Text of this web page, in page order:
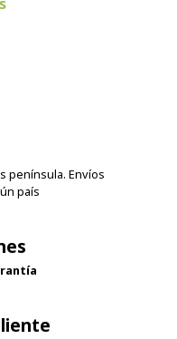
península. Envíos
país